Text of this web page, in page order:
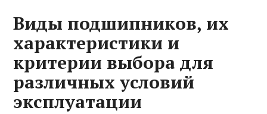
Виды подшипников, их
характеристики и
критерии выбора для
различных условий
эксплуатации